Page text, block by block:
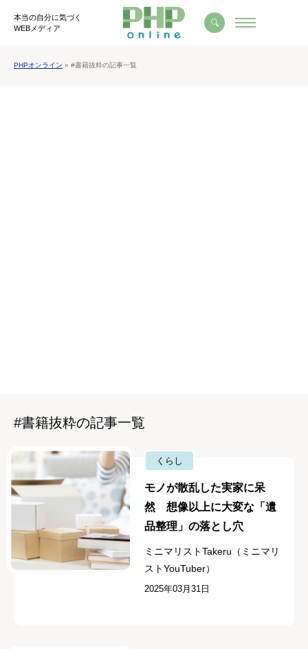
本当の自分に気づく
WEBメディア
PHPオンライン » #書籍抜粋の記事一覧
#書籍抜粋の記事一覧
くらし
モノが散乱した実家に呆
然 想像以上に大変な「遺
品整理」の落とし穴
ミニマリストTakeru（ミニマリ
ストYouTuber）
2025年03月31日